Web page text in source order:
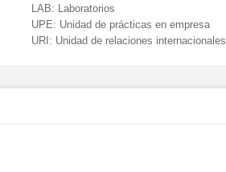
LAB: Laboratorios
UPE: Unidad de prácticas en empresa
URI: Unidad de relaciones internacionales